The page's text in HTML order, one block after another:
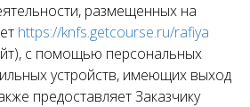
размещенных на
https://knfs.getcourse.ru/rafiya
с помощью персональных
устройств, имеющих выход
предоставляет Заказчику